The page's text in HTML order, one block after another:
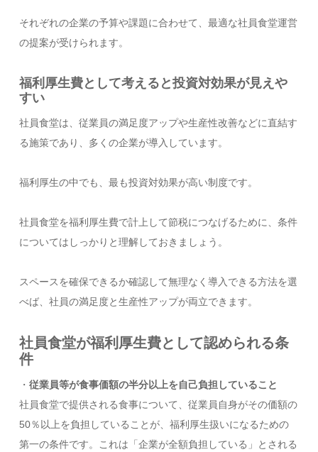
それぞれの企業の予算や課題に合わせて、最適な社員食堂運営
の提案が受けられます。
福利厚生費として考えると投資対効果が見えや
すい
社員食堂は、従業員の満足度アップや生産性改善などに直結す
る施策であり、多くの企業が導入しています。
福利厚生の中でも、最も投資対効果が高い制度です。
社員食堂を福利厚生費で計上して節税につなげるために、条件
についてはしっかりと理解しておきましょう。
スペースを確保できるか確認して無理なく導入できる方法を選
べば、社員の満足度と生産性アップが両立できます。
社員食堂が福利厚生費として認められる条
件
・従業員等が食事価額の半分以上を自己負担していること
社員食堂で提供される食事について、従業員自身がその価額の
50％以上を負担していることが、福利厚生扱いになるための
第一の条件です。これは「企業が全額負担している」とされる